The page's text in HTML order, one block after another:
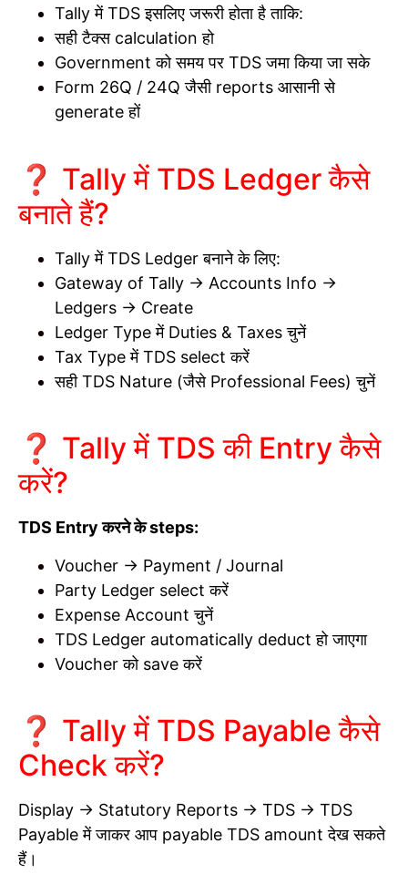
Tally में TDS इसलिए जरूरी होता है ताकि:
सही टैक्स calculation हो
Government को समय पर TDS जमा किया जा सके
Form 26Q / 24Q जैसी reports आसानी से
generate हों
❓ Tally में TDS Ledger कैसे
बनाते हैं?
Tally में TDS Ledger बनाने के लिए:
Gateway of Tally → Accounts Info →
Ledgers → Create
Ledger Type में Duties & Taxes चुनें
Tax Type में TDS select करें
सही TDS Nature (जैसे Professional Fees) चुनें
❓ Tally में TDS की Entry कैसे
करें?
TDS Entry करने के steps:
Voucher → Payment / Journal
Party Ledger select करें
Expense Account चुनें
TDS Ledger automatically deduct हो जाएगा
Voucher को save करें
❓ Tally में TDS Payable कैसे
Check करें?
Display → Statutory Reports → TDS → TDS
Payable में जाकर आप payable TDS amount देख सकते
हैं।